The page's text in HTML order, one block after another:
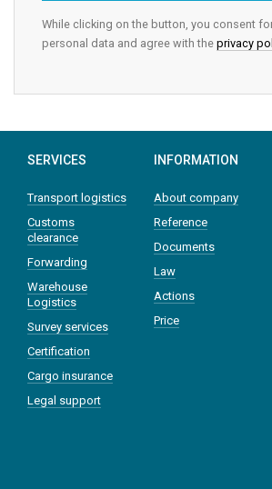
While clicking on the button, you consent
personal data and agree with the privacy
SERVICES
Transport logistics
Customs
clearance
Forwarding
Warehouse
Logistics
Survey services
Certification
Cargo insurance
Legal support
INFORMATION
About company
Reference
Documents
Law
Actions
Price